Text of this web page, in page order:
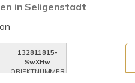
in Seligenstadt
132811815-
SwXHw
OBJEKTNUMMER